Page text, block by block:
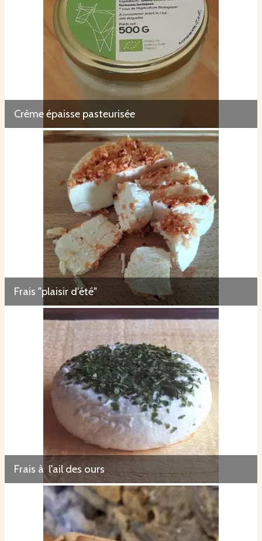
Crème épaisse pasteurisée
Frais "plaisir d'été"
Frais à l'ail des ours